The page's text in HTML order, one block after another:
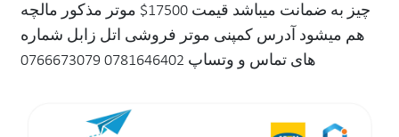
چیز به ضمانت میباشد قیمت 17500$ موتر مذکور مالچه
هم میشود آدرس کمپنی موتر فروشی اتل زابل شماره
های تماس و وتساپ 0781646402 0766673079